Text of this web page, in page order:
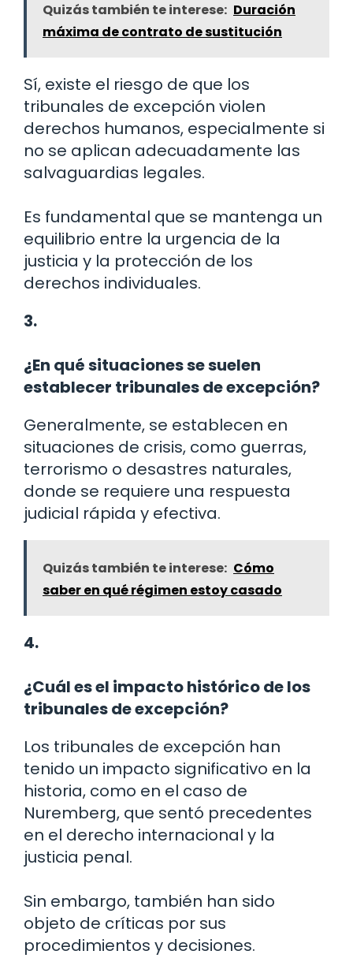
Quizás también te interese: Duración
máxima de contrato de sustitución
Sí, existe el riesgo de que los
tribunales de excepción violen
derechos humanos, especialmente si
no se aplican adecuadamente las
salvaguardias legales.
Es fundamental que se mantenga un
equilibrio entre la urgencia de la
justicia y la protección de los
derechos individuales.
3.
¿En qué situaciones se suelen
establecer tribunales de excepción?
Generalmente, se establecen en
situaciones de crisis, como guerras,
terrorismo o desastres naturales,
donde se requiere una respuesta
judicial rápida y efectiva.
Quizás también te interese: Cómo
saber en qué régimen estoy casado
4.
¿Cuál es el impacto histórico de los
tribunales de excepción?
Los tribunales de excepción han
tenido un impacto significativo en la
historia, como en el caso de
Nuremberg, que sentó precedentes
en el derecho internacional y la
justicia penal.
Sin embargo, también han sido
objeto de críticas por sus
procedimientos y decisiones.